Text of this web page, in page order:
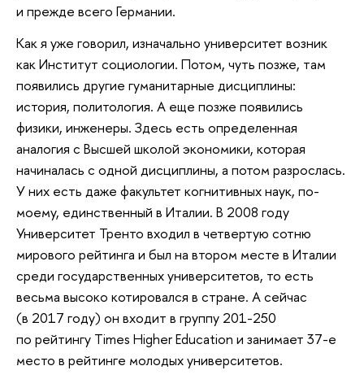
и прежде всего Германии.
Как я уже говорил, изначально университет возник
как Институт социологии. Потом, чуть позже, там
появились другие гуманитарные дисциплины:
история, политология. А еще позже появились
физики, инженеры. Здесь есть определенная
аналогия с Высшей школой экономики, которая
начиналась с одной дисциплины, а потом разрослась.
У них есть даже факультет когнитивных наук, по-
моему, единственный в Италии. В 2008 году
Университет Тренто входил в четвертую сотню
мирового рейтинга и был на втором месте в Италии
среди государственных университетов, то есть
весьма высоко котировался в стране. А сейчас
(в 2017 году) он входит в группу 201-250
по рейтингу Times Higher Education и занимает 37-е
место в рейтинге молодых университетов.